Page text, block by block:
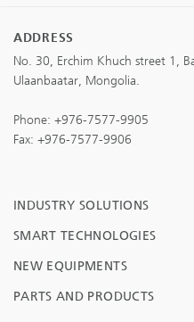
ADDRESS
No. 30, Erchim Khuch street 1,
Ulaanbaatar, Mongolia.
Phone: +976-7577-9905
Fax: +976-7577-9906
INDUSTRY SOLUTIONS
SMART TECHNOLOGIES
NEW EQUIPMENTS
PARTS AND PRODUCTS